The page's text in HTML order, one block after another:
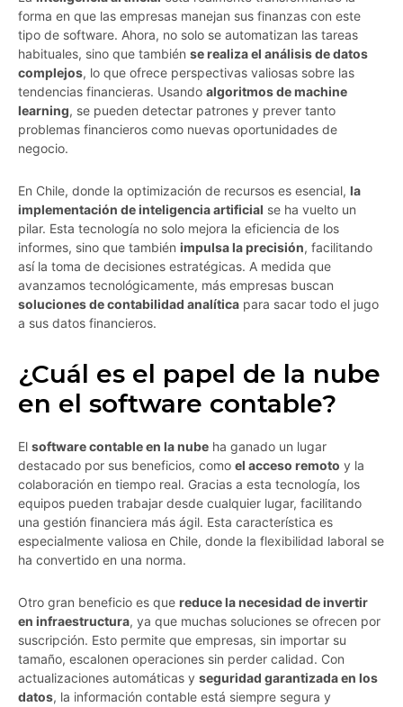
forma en que las empresas manejan sus finanzas con este
tipo de software. Ahora, no solo se automatizan las tareas
habituales, sino que también se realiza el análisis de datos
complejos, lo que ofrece perspectivas valiosas sobre las
tendencias financieras. Usando algoritmos de machine
learning, se pueden detectar patrones y prever tanto
problemas financieros como nuevas oportunidades de
negocio.
En Chile, donde la optimización de recursos es esencial, la
implementación de inteligencia artificial se ha vuelto un
pilar. Esta tecnología no solo mejora la eficiencia de los
informes, sino que también impulsa la precisión, facilitando
así la toma de decisiones estratégicas. A medida que
avanzamos tecnológicamente, más empresas buscan
soluciones de contabilidad analítica para sacar todo el jugo
a sus datos financieros.
¿Cuál es el papel de la nube
en el software contable?
El software contable en la nube ha ganado un lugar
destacado por sus beneficios, como el acceso remoto y la
colaboración en tiempo real. Gracias a esta tecnología, los
equipos pueden trabajar desde cualquier lugar, facilitando
una gestión financiera más ágil. Esta característica es
especialmente valiosa en Chile, donde la flexibilidad laboral se
ha convertido en una norma.
Otro gran beneficio es que reduce la necesidad de invertir
en infraestructura, ya que muchas soluciones se ofrecen por
suscripción. Esto permite que empresas, sin importar su
tamaño, escalonen operaciones sin perder calidad. Con
actualizaciones automáticas y seguridad garantizada en los
datos, la información contable está siempre segura y